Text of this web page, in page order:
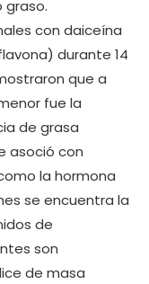
graso.
con daiceína
durante 14
que a
fue la
de grasa
asoció con
la hormona
se encuentra la
de
son
de masa